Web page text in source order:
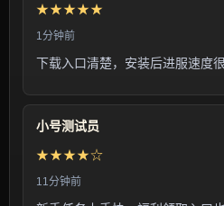
★★★★★
1分钟前
下载入口清楚，安装后进服速度
小号测试员
★★★★☆
11分钟前